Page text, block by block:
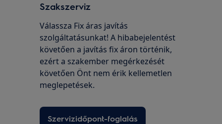
Szakszerviz
Válassza Fix áras javítás
szolgáltatásunkat! A hibabejelentést
követően a javítás fix áron történik,
ezért a szakember megérkezését
követően Önt nem érik kellemetlen
meglepetések.
Szervizidőpont-foglalás